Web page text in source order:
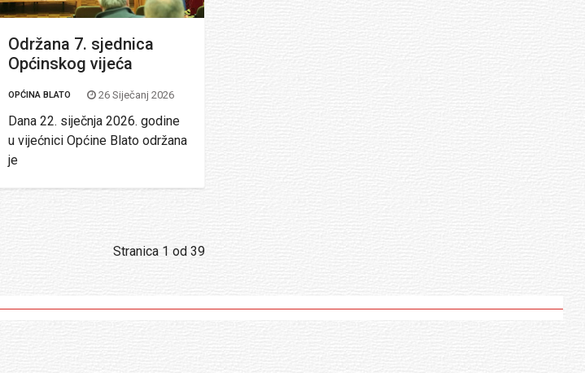
Održana 7. sjednica
Općinskog vijeća
OPĆINA BLATO 26 Siječanj 2026
Dana 22. siječnja 2026. godine
u vijećnici Općine Blato održana
je
Stranica 1 od 39